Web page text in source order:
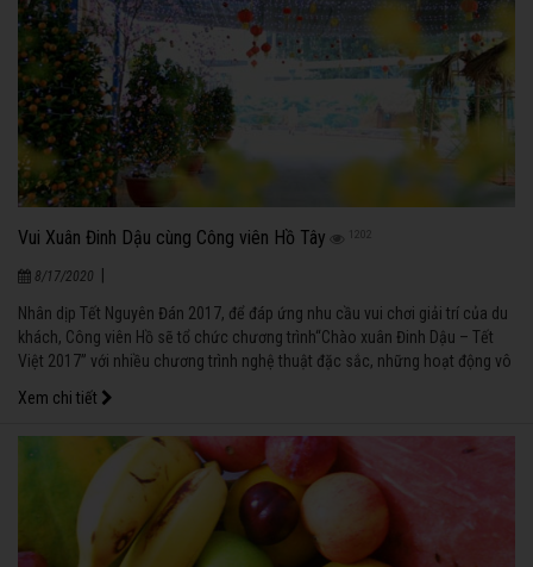
Vui Xuân Đinh Dậu cùng Công viên Hồ Tây
8/17/2020
Nhân dịp Tết Nguyên Đán 2017, để đáp ứng nhu cầu vui chơi giải trí của du
khách, Công viên Hồ sẽ tổ chức chương trình“Chào xuân Đinh Dậu – Tết
Việt 2017” với nhiều chương trình nghệ thuật đặc sắc, những hoạt động vô
Xem chi tiết